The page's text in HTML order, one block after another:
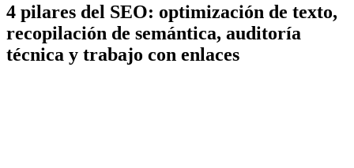
4 pilares del SEO: optimización de texto,
recopilación de semántica, auditoría
técnica y trabajo con enlaces